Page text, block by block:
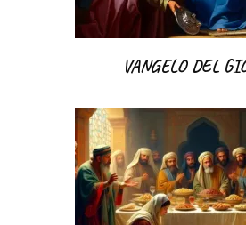
VANGELO DEL